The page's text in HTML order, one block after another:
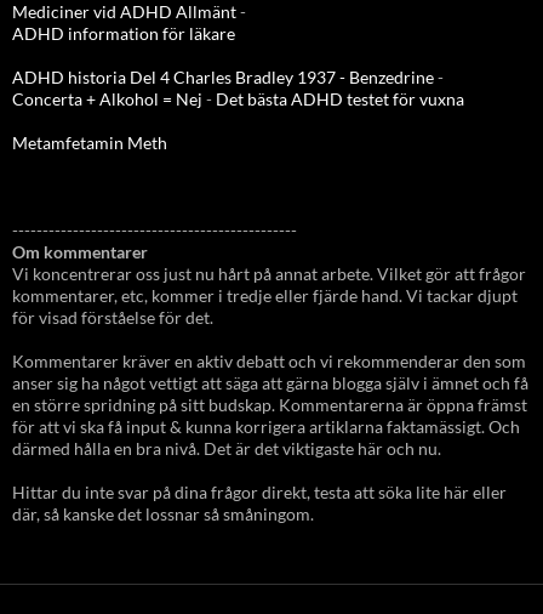
Mediciner vid ADHD Allmänt-
ADHD information för läkare
ADHD historia Del 4 Charles Bradley 1937 - Benzedrine-
Concerta + Alkohol = Nej - Det bästa ADHD testet för vuxna
Metamfetamin Meth
-----------------------------------------------
Om kommentarer
Vi koncentrerar oss just nu hårt på annat arbete. Vilket gör att frågor
kommentarer, etc, kommer i tredje eller fjärde hand. Vi tackar djupt
för visad förståelse för det.
Kommentarer kräver en aktiv debatt och vi rekommenderar den som
anser sig ha något vettigt att säga att gärna blogga själv i ämnet och få
en större spridning på sitt budskap. Kommentarerna är öppna främst
för att vi ska få input & kunna korrigera artiklarna faktamässigt. Och
därmed hålla en bra nivå. Det är det viktigaste här och nu.
Hittar du inte svar på dina frågor direkt, testa att söka lite här eller
där, så kanske det lossnar så småningom.